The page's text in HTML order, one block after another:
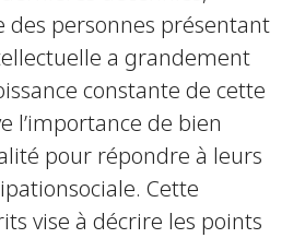
des personnes présentant
a grandement
constante de cette
l’importance de bien
pour répondre à leurs
Cette
vise à décrire les points